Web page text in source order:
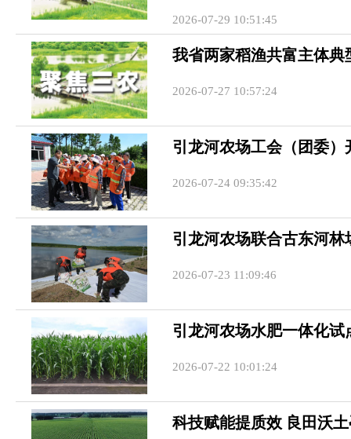
2026-07-29 10:51:45
我省两家稻渔共富主体典
2026-07-27 10:57:24
引龙河农场工会（团委
2026-07-24 09:35:42
引龙河农场联合古东河
2026-07-23 11:09:46
引龙河农场水肥一体化
2026-07-22 10:01:24
科技赋能提质效 良田沃